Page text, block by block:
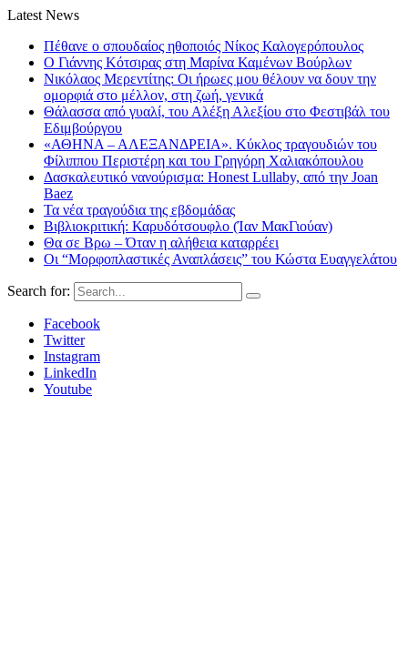
Latest News
Πέθανε ο σπουδαίος ηθοποιός Νίκος Καλογερόπουλος
Ο Γιάννης Κότσιρας στη Μαρίνα Καμένων Βούρλων
Νικόλαος Μερεντίτης: Οι ήρωες μου θέλουν να δουν την
ομορφιά στο μέλλον, στη ζωή, γενικά
Θάλασσα από γυαλί, του Αλέξη Αλεξίου στο Φεστιβάλ του
Εδιμβούργου
«ΑΘΗΝΑ – ΑΛΕΞΑΝΔΡΕΙΑ». Κύκλος τραγουδιών του
Φίλιππου Περιστέρη και του Γρηγόρη Χαλιακόπουλου
Δασκαλευτικό νανούρισμα: Honest Lullaby, από την Joan
Baez
Τα νέα τραγούδια της εβδομάδας
Βιβλιοκριτική: Καρυδότσουφλο (Ίαν ΜακΓιούαν)
Θα σε Βρω – Όταν η αλήθεια καταρρέει
Οι “Μορφοπλαστικές Αναπλάσεις” του Κώστα Ευαγγελάτου
Search for:
Facebook
Twitter
Instagram
LinkedIn
Youtube